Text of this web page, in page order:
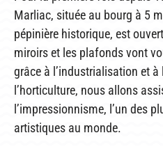
Marliac, située au bourg à 5
pépinière historique, est
miroirs et les plafonds vont
grâce à l’industrialisation et à
l’horticulture, nous allons
l’impressionnisme, l’un des
artistiques au monde.